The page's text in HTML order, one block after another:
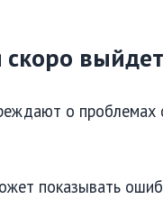
скоро
о проблемах
показывать